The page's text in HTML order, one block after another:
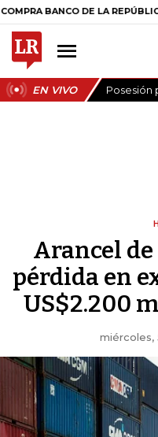
DE LA REPÚBLICA $
EN VIVO Posesión
Arancel
pérdida en
US$2.200
miércoles,